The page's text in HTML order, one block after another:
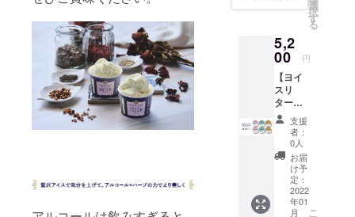
ります。
ブ
2個 ・
YOICE
エナ
ジー・
ハーブ
ティー
2個 ・
YOICE
グッド
スリー
プ・
コー
ヒー 2
選
択
す
る
5,2
00 円
【ヨイ
スリ
ター
ン】
YOICE
（ヨイ
ス）3種
6個セッ
YOICE
ビュー
支援
者：
0人
お届
け予
定：
2022
年01
月
こ